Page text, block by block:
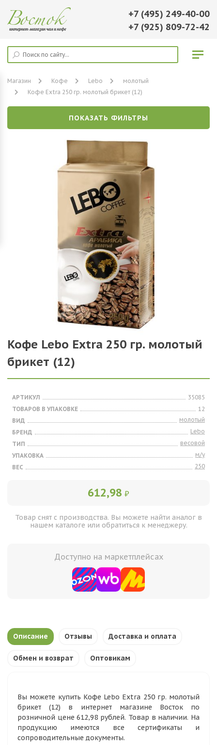
+7 (495) 249-40-00
+7 (925) 809-72-42
Магазин Кофе Lebo
молотый
Кофе Extra 250 гр. молотый брикет (12)
ПОКАЗАТЬ ФИЛЬТРЫ
Кофе Lebo Extra 250 гр. молотый
брикет (12)
АРТИКУЛ
35085
ТОВАРОВ В УПАКОВКЕ
12
ВИД
молотый
БРЕНД
Lebo
ТИП
весовой
УПАКОВКА
м/у
ВЕС
250
612,98 ₽
Товар снят с производства. Вы можете найти аналог в
нашем каталоге или обратиться к менеджеру.
Доступно на маркетплейсах
Описание Отзывы Доставка и оплата
Обмен и возврат Оптовикам
Вы можете купить Кофе Lebo Extra 250 гр. молотый
брикет (12) в интернет магазине Восток по
розничной цене 612,98 рублей. Товар в наличии. На
продукцию имеются все сертификаты и
сопроводительные документы.